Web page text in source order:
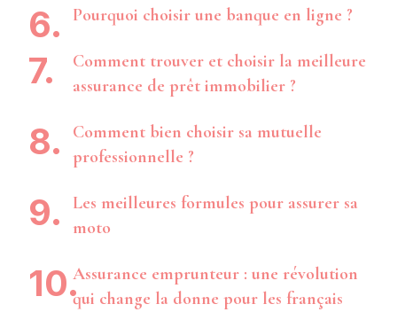
Pourquoi choisir une banque en ligne ?
Comment trouver et choisir la meilleure
assurance de prêt immobilier ?
Comment bien choisir sa mutuelle
professionnelle ?
Les meilleures formules pour assurer sa
moto
Assurance emprunteur : une révolution
qui change la donne pour les français